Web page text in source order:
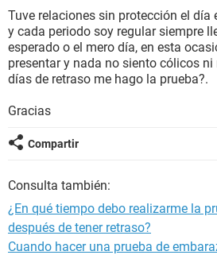
SEXUALIDAD
GLOSARIO
Tuve relaciones sin protección el día
y cada periodo soy regular siempre
esperado o el mero día, en esta
presentar y nada no siento cólicos
días de retraso me hago la prueba?.
Gracias
Compartir
Consulta también:
¿En qué tiempo debo realizarme la
después de tener retraso?
Cuando hacer una prueba de